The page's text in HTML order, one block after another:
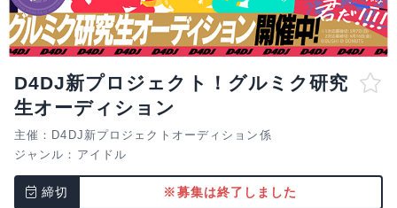
D4DJ新プロジェクト！グルミク研究
生オーディション
主催：D4DJ新プロジェクトオーディション係
ジャンル： アイドル
締切 ※募集は終了しました